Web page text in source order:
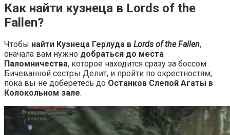
Как найти кузнеца в Lords of the
Fallen?
Чтобы найти Кузнеца Герлуда в Lords of the Fallen,
сначала вам нужно добраться до места
Паломничества, которое находится сразу за боссом
Бичеванной сестры Делит, и пройти по окрестностям,
пока вы не доберетесь до Останков Слепой Агаты в
Колокольном зале.